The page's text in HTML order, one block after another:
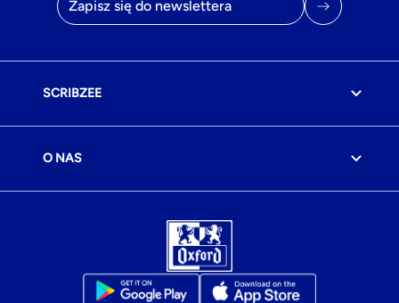
SCRIBZEE
O NAS